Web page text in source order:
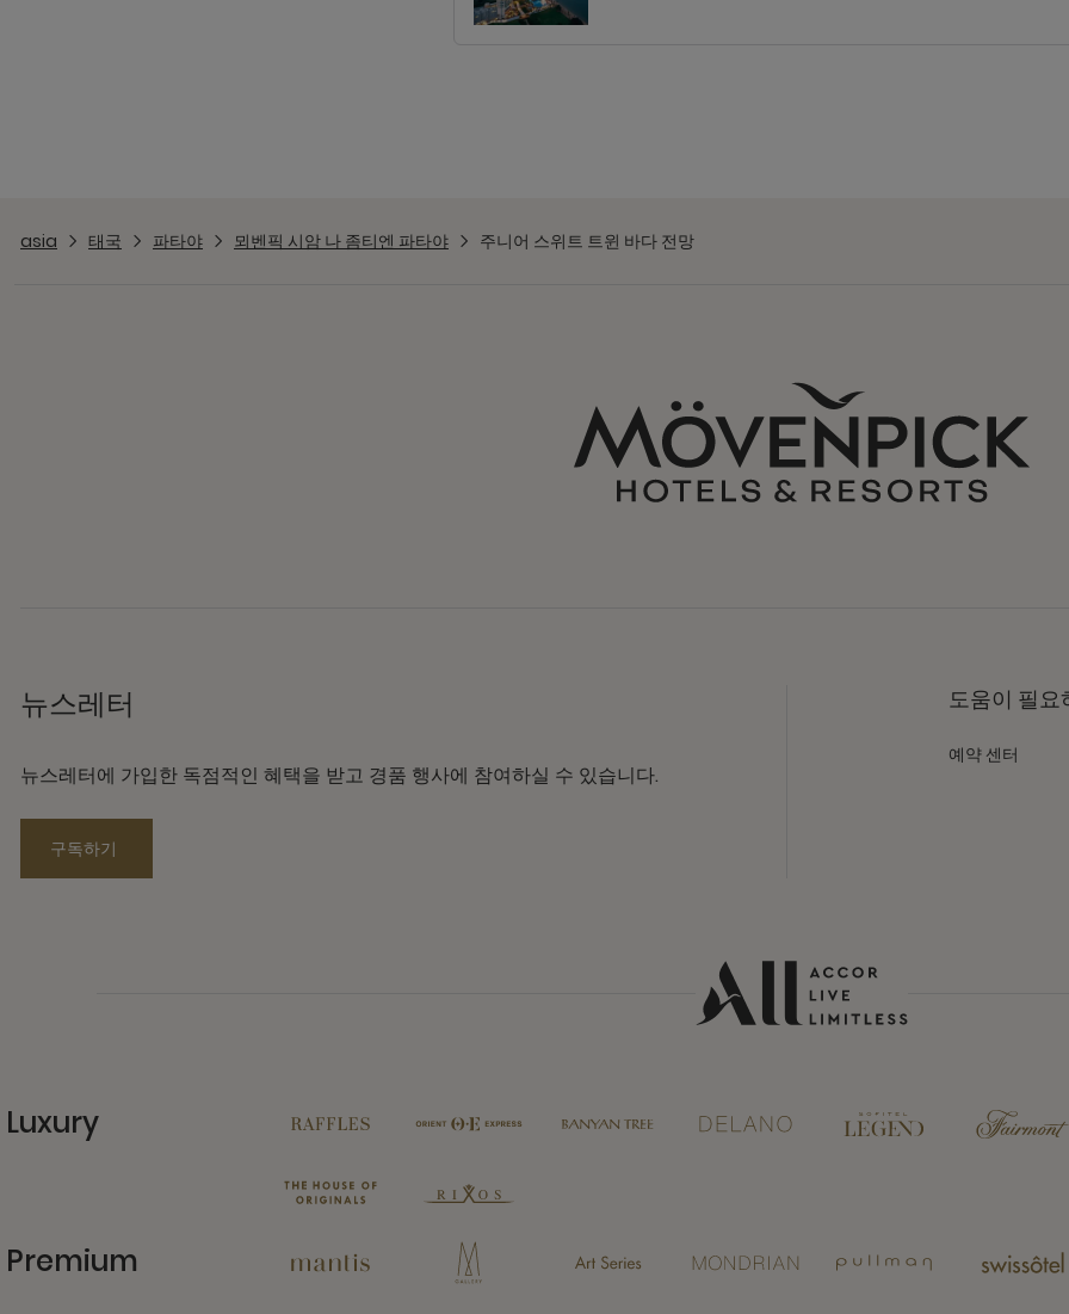
asia 태국 파타야 뫼벤픽 시암 나 좀티엔 파타야 주니어 스위트 트윈 바다 전망
뉴스레터
뉴스레터에 가입한 독점적인 혜택을 받고 경품 행사에 참여하실 수 있습니다.
구독하기
도움이 필요
예약 센터
Luxury
Premium